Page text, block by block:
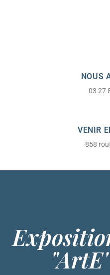
NOUS
03 27
VENIR
858